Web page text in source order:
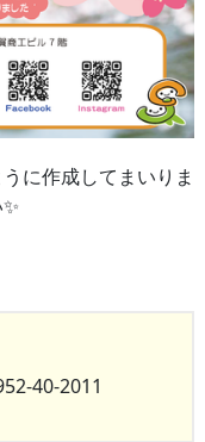
に作成してまいりま
40-2011